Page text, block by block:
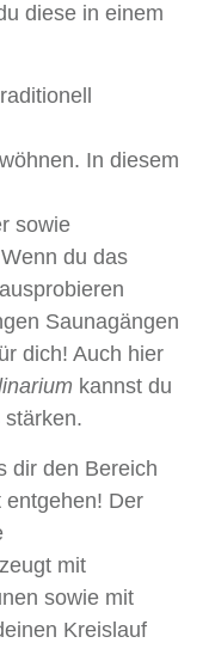
diese in einem
In diesem
sowie
du das
Saunagängen
dich! Auch hier
kannst du
dir den Bereich
entgehen! Der
mit
sowie mit
Kreislauf